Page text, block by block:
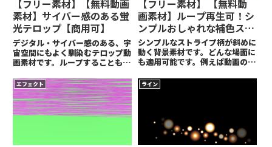
【フリー素材】【無料動画
素材】サイバー感のある蛍
光テロップ【商用可】
デジタル・サイバー感のある、宇
宙空間にもよく馴染むテロップ動
画素材です。ループすることも可
【フリー素材】 【無料動
画素材】ループ再生可！シ
ンプルおしゃれな補色スト
ライプ背景素材【商用可】
シンプルなストライプ柄が斜めに
動く背景素材です。どんな場面に
も適用可能です。例えば動画の切
したいときの背景にも使えます。
汎用性は抜群です。ちなみにちゃ
たりループ再生でOKです。
エフェクト ライン